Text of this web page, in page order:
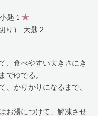
小匙 1 ★
り） 大匙 2
、食べやすい大きさにき
でゆでる。
、かりかりになるまで、
お湯につけて、解凍させ